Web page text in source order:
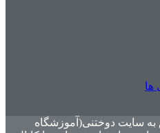
ها
سایت دوختنی(آموزشگاه